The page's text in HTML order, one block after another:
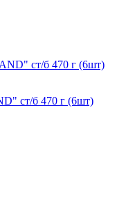
ст/б 470 г (6шт)